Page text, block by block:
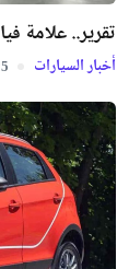
تقرير.. علامة
أخبار السيارات